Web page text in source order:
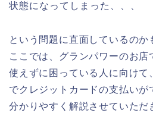
状態になってしまった、、、
という問題に直面しているのか
ここでは、グランパワーのお店
使えずに困っている人に向けて
でクレジットカードの支払いが
分かりやすく解説させていただ